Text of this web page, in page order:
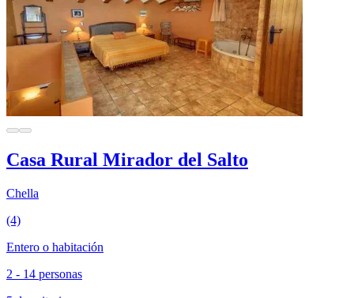
Casa Rural Mirador del Salto
Chella
(4)
Entero o habitación
2 - 14 personas